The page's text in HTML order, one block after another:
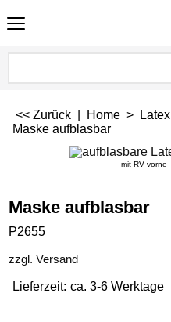
<< Zurück Home > Latex
Maske aufblasbar
mit RV vorne
Maske aufblasbar
P2655
zzgl. Versand
Lieferzeit: ca. 3-6 Werktage